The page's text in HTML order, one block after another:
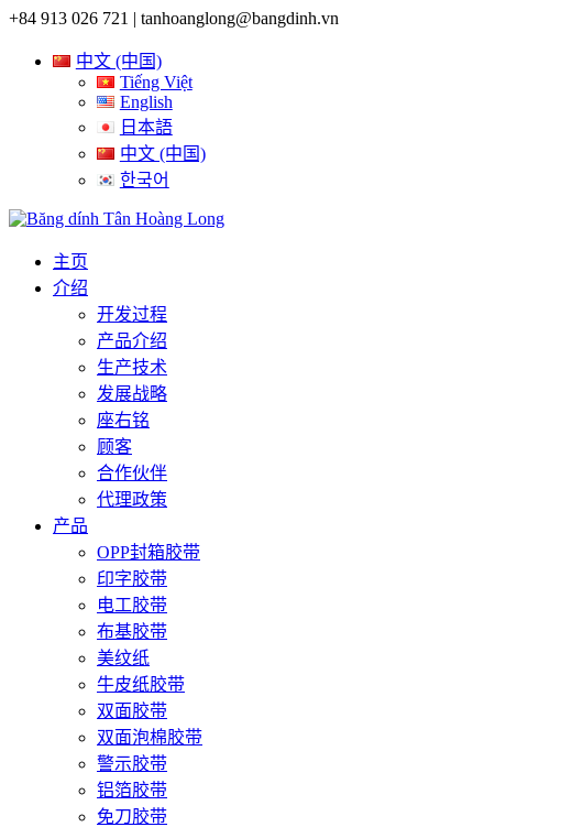
+84 913 026 721 | tanhoanglong@bangdinh.vn
中文 (中国)
Tiếng Việt
English
日本語
中文 (中国)
한국어
主页
介绍
开发过程
产品介绍
生产技术
发展战略
座右铭
顾客
合作伙伴
代理政策
产品
OPP封箱胶带
印字胶带
电工胶带
布基胶带
美纹纸
牛皮纸胶带
双面胶带
双面泡棉胶带
警示胶带
铝箔胶带
免刀胶带